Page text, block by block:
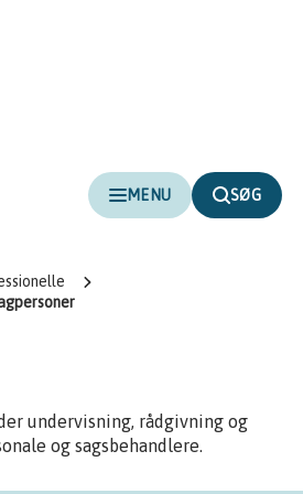
MENU SØG
undervisning, rådgivning og
og sagsbehandlere.